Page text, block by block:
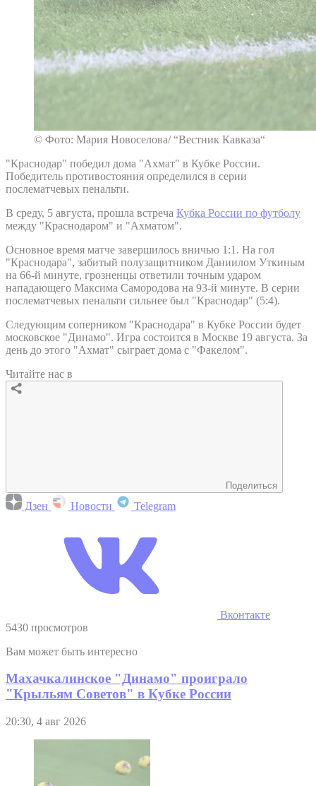
© Фото: Мария Новоселова/ “Вестник Кавказа“
"Краснодар" победил дома "Ахмат" в Кубке России.
Победитель противостояния определился в серии
послематчевых пенальти.
В среду, 5 августа, прошла встреча Кубка России по футболу
между "Краснодаром" и "Ахматом".
Основное время матче завершилось вничью 1:1. На гол
"Краснодара", забитый полузащитником Даниилом Уткиным
на 66-й минуте, грозненцы ответили точным ударом
нападающего Максима Самородова на 93-й минуте. В серии
послематчевых пенальти сильнее был "Краснодар" (5:4).
Следующим соперником "Краснодара" в Кубке России будет
московское "Динамо". Игра состоится в Москве 19 августа. За
день до этого "Ахмат" сыграет дома с "Факелом".
Читайте нас в
Поделиться
Дзен Новости Telegram
Вконтакте
5430 просмотров
Вам может быть интересно
Махачкалинское "Динамо" проиграло
"Крыльям Советов" в Кубке России
20:30, 4 авг 2026